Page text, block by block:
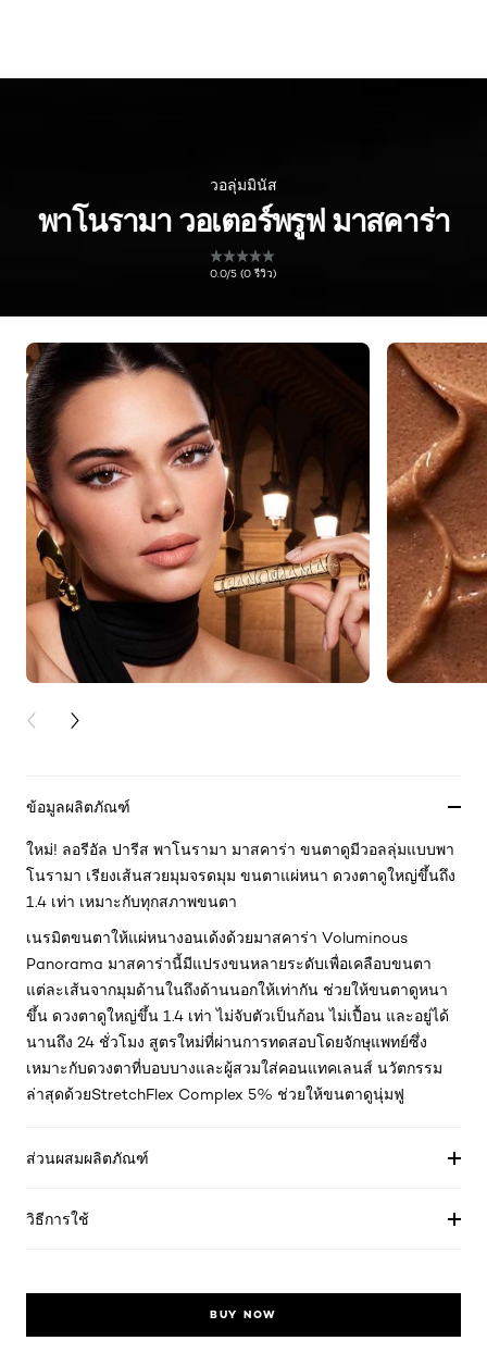
วอลุ่มมินัส
พาโนรามา วอเตอร์พรูฟ มาสคาร่า
0.0/5 (0 รีวิว)
PREVIOUS CARD
NEXT CARD
ข้อมูลผลิตภัณฑ์
ใหม่! ลอรีอัล ปารีส พาโนรามา มาสคาร่า ขนตาดูมีวอลลุ่มแบบพา
โนรามา เรียงเส้นสวยมุมจรดมุม ขนตาแผ่หนา ดวงตาดูใหญ่ขึ้นถึง
1.4 เท่า เหมาะกับทุกสภาพขนตา
เนรมิตขนตาให้แผ่หนางอนเด้งด้วยมาสคาร่า Voluminous
Panorama มาสคาร่านี้มีแปรงขนหลายระดับเพื่อเคลือบขนตา
แต่ละเส้นจากมุมด้านในถึงด้านนอกให้เท่ากัน ช่วยให้ขนตาดูหนา
ขึ้น ดวงตาดูใหญ่ขึ้น 1.4 เท่า ไม่จับตัวเป็นก้อน ไม่เปื้อน และอยู่ได้
นานถึง 24 ชั่วโมง สูตรใหม่ที่ผ่านการทดสอบโดยจักษุแพทย์ซึ่ง
เหมาะกับดวงตาที่บอบบางและผู้สวมใส่คอนแทคเลนส์ นวัตกรรม
ล่าสุดด้วยStretchFlex Complex 5% ช่วยให้ขนตาดูนุ่มฟู
ส่วนผสมผลิตภัณฑ์
วิธีการใช้
BUY NOW